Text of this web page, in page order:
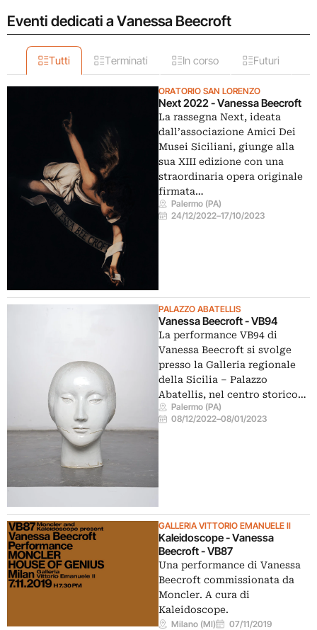
Eventi dedicati a Vanessa Beecroft
Tutti Terminati In corso Futuri
ORATORIO SAN LORENZO
Next 2022 - Vanessa Beecroft
La rassegna Next, ideata
dall’associazione Amici Dei
Musei Siciliani, giunge alla
sua XIII edizione con una
straordinaria opera originale
firmata…
Palermo (PA)
24/12/2022–17/10/2023
PALAZZO ABATELLIS
Vanessa Beecroft - VB94
La performance VB94 di
Vanessa Beecroft si svolge
presso la Galleria regionale
della Sicilia – Palazzo
Abatellis, nel centro storico…
Palermo (PA)
08/12/2022–08/01/2023
GALLERIA VITTORIO EMANUELE II
Kaleidoscope - Vanessa
Beecroft - VB87
Una performance di Vanessa
Beecroft commissionata da
Moncler. A cura di
Kaleidoscope.
Milano (MI) 07/11/2019